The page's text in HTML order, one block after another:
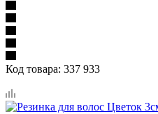
Код товара: 337 933